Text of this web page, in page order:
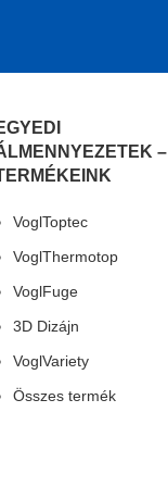
–
VoglToptec
VoglThermotop
VoglFuge
3D Dizájn
VoglVariety
Összes termék